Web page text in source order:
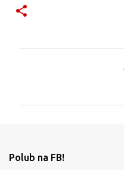
t
Polub na FB!